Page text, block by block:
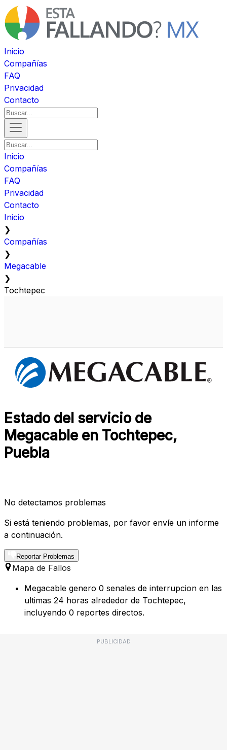
Inicio
Compañías
FAQ
Privacidad
Contacto
Inicio
Compañías
FAQ
Privacidad
Contacto
Inicio
❯
Compañías
❯
Megacable
❯
Tochtepec
Estado del servicio de
Megacable en Tochtepec,
Puebla
No detectamos problemas
Si está teniendo problemas, por favor envíe un informe
a continuación.
Reportar Problemas
Mapa de Fallos
Megacable genero 0 senales de interrupcion en las
ultimas 24 horas alrededor de Tochtepec,
incluyendo 0 reportes directos.
PUBLICIDAD